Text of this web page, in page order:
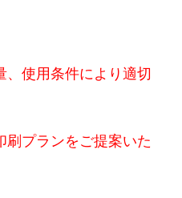
、使用条件により適切
刷プランをご提案いた